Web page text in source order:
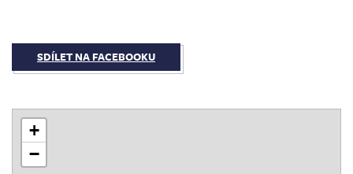
SDÍLET NA FACEBOOKU
+
−